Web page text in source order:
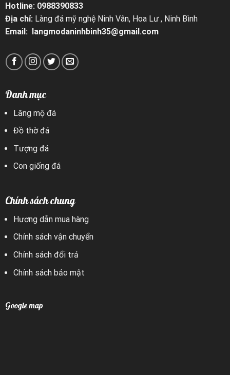
Hotline: 0988390833
Địa chỉ:Làng đá mỹ nghệ Ninh Vân, Hoa Lư , Ninh Bình
Email: langmodaninhbinh35@gmail.com
Danh mục
Lăng mộ đá
Đồ thờ đá
Tượng đá
Con giống đá
Chính sách chung
Hương dẫn mua hàng
Chính sách vận chuyển
Chính sách đổi trả
Chính sách bảo mật
Google map